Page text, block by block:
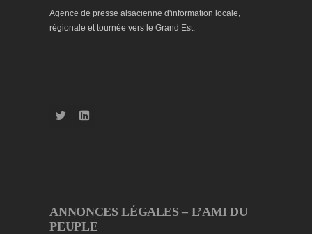
Agence de presse alsacienne d'information locale,
régionale et tournée vers le Grand Est.
ANNONCES LÉGALES – L’AMI DU
PEUPLE